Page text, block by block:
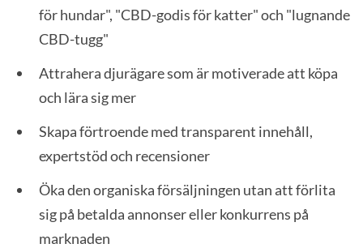
för hundar", "CBD-godis för katter" och "lugnande
CBD-tugg"
Attrahera djurägare som är motiverade att köpa
och lära sig mer
Skapa förtroende med transparent innehåll,
expertstöd och recensioner
Öka den organiska försäljningen utan att förlita
sig på betalda annonser eller konkurrens på
marknaden